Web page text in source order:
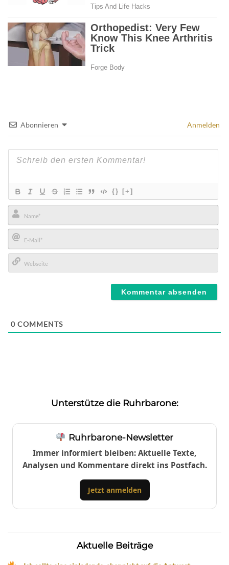
Abonnieren Anmelden
{} [+]
Name*
E-
Mail*
0 COMMENTS
Unterstütze die Ruhrbarone:
Ruhrbarone-Newsletter
Immer informiert bleiben: Aktuelle Texte,
Analysen und Kommentare direkt ins Postfach.
Jetzt anmelden
Aktuelle Beiträge